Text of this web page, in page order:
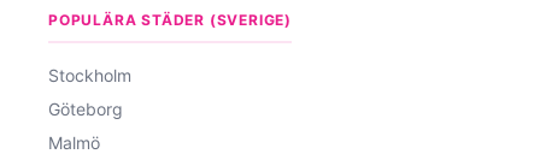
POPULÄRA STÄDER (SVERIGE)
Stockholm
Göteborg
Malmö